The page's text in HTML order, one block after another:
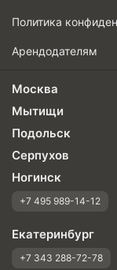
Политика
Арендодателям
Москва
Мытищи
Подольск
Серпухов
Ногинск
+7 495 989-14-12
Екатеринбург
+7 343 288-72-78